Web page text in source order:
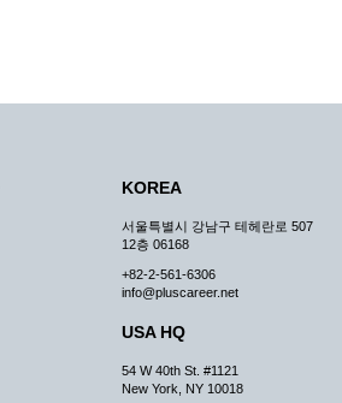
KOREA
서울특별시 강남구 테헤란로 507
12층 06168
+82-2-561-6306
info@pluscareer.net
USA HQ
54 W 40th St. #1121
New York, NY 10018